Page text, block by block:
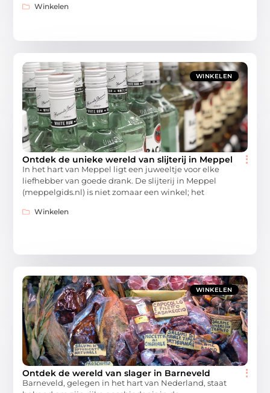
Winkelen
WINKELEN
Ontdek de unieke wereld van slijterij in Meppel
In het hart van Meppel ligt een juweeltje voor elke
liefhebber van goede drank. De slijterij in Meppel
(meppelgids.nl) is niet zomaar een winkel; het
Winkelen
WINKELEN
Ontdek de wereld van slager in Barneveld
Barneveld, gelegen in het hart van Nederland, staat